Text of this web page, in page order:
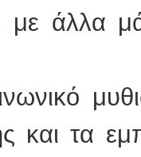
με άλλα
και τα